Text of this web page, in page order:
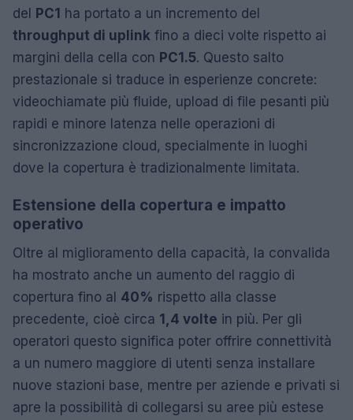
del PC1 ha portato a un incremento del
throughput di uplink fino a dieci volte rispetto ai
margini della cella con PC1.5. Questo salto
prestazionale si traduce in esperienze concrete:
videochiamate più fluide, upload di file pesanti più
rapidi e minore latenza nelle operazioni di
sincronizzazione cloud, specialmente in luoghi
dove la copertura è tradizionalmente limitata.
Estensione della copertura e impatto
operativo
Oltre al miglioramento della capacità, la convalida
ha mostrato anche un aumento del raggio di
copertura fino al 40% rispetto alla classe
precedente, cioè circa 1,4 volte in più. Per gli
operatori questo significa poter offrire connettività
a un numero maggiore di utenti senza installare
nuove stazioni base, mentre per aziende e privati si
apre la possibilità di collegarsi su aree più estese